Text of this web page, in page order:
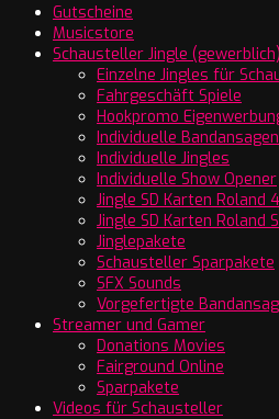
Gutscheine
Musicstore
Schausteller Jingle (gewerblich)
Einzelne Jingles für
Fahrgeschäft Spiele
Hookpromo
Individuelle Bandansagen
Individuelle Jingles
Individuelle Show Opener
Jingle SD Karten Roland
Jingle SD Karten Roland
Jinglepakete
Schausteller Sparpakete
SFX Sounds
Vorgefertigte
Streamer und Gamer
Donations Movies
Fairground Online
Sparpakete
Videos für Schausteller